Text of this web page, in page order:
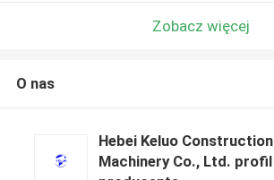
Zobacz więcej
O nas
Hebei Keluo Construction
Machinery Co., Ltd. profil